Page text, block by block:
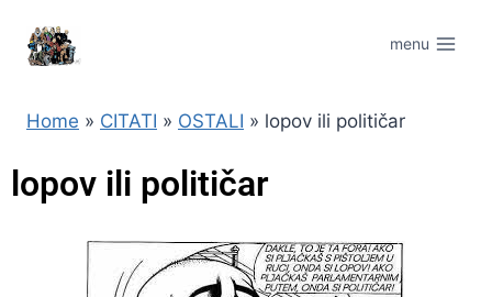
menu
Home » CITATI » OSTALI » lopov ili političar
lopov ili političar